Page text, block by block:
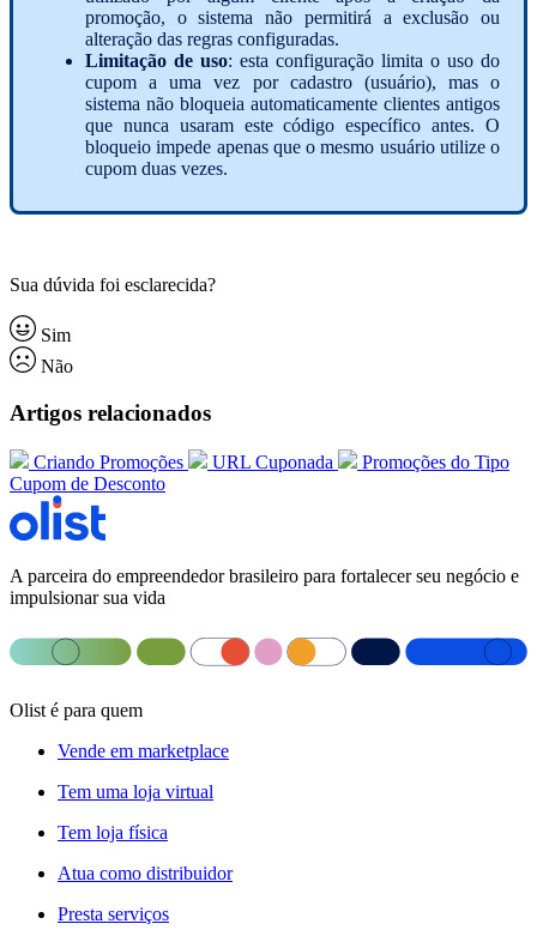
promoção, o sistema não permitirá a exclusão ou
alteração das regras configuradas.
Limitação de uso: esta configuração limita o uso do
cupom a uma vez por cadastro (usuário), mas o
sistema não bloqueia automaticamente clientes antigos
que nunca usaram este código específico antes. O
bloqueio impede apenas que o mesmo usuário utilize o
cupom duas vezes.
Sua dúvida foi esclarecida?
Sim
Não
Artigos relacionados
Criando Promoções URL Cuponada
Promoções do Tipo
Cupom de Desconto
A parceira do empreendedor brasileiro para fortalecer seu negócio e
impulsionar sua vida
Olist é para quem
Vende em marketplace
Tem uma loja virtual
Tem loja física
Atua como distribuidor
Presta serviços